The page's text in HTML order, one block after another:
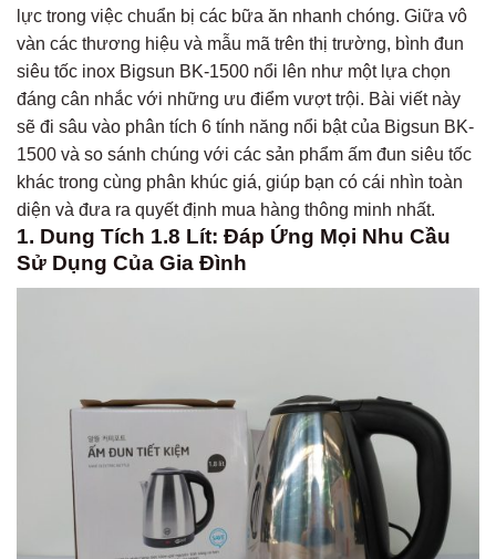
lực trong việc chuẩn bị các bữa ăn nhanh chóng. Giữa vô
vàn các thương hiệu và mẫu mã trên thị trường, bình đun
siêu tốc inox Bigsun BK-1500 nổi lên như một lựa chọn
đáng cân nhắc với những ưu điểm vượt trội. Bài viết này
sẽ đi sâu vào phân tích 6 tính năng nổi bật của Bigsun BK-
1500 và so sánh chúng với các sản phẩm ấm đun siêu tốc
khác trong cùng phân khúc giá, giúp bạn có cái nhìn toàn
diện và đưa ra quyết định mua hàng thông minh nhất.
1. Dung Tích 1.8 Lít: Đáp Ứng Mọi Nhu Cầu
Sử Dụng Của Gia Đình